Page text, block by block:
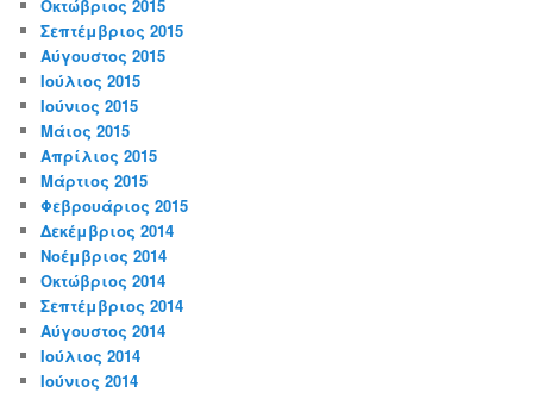
Οκτώβριος 2015
Σεπτέμβριος 2015
Αύγουστος 2015
Ιούλιος 2015
Ιούνιος 2015
Μάιος 2015
Απρίλιος 2015
Μάρτιος 2015
Φεβρουάριος 2015
Δεκέμβριος 2014
Νοέμβριος 2014
Οκτώβριος 2014
Σεπτέμβριος 2014
Αύγουστος 2014
Ιούλιος 2014
Ιούνιος 2014